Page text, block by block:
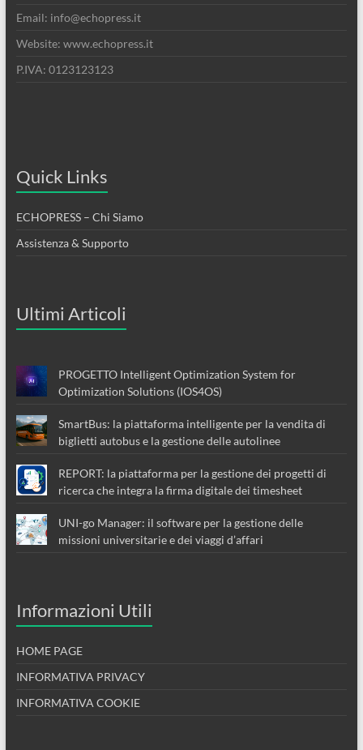
Email: info@echopress.it
Website: www.echopress.it
P.IVA: 0123123123
Quick Links
ECHOPRESS – Chi Siamo
Assistenza & Supporto
Ultimi Articoli
PROGETTO Intelligent Optimization System for
Optimization Solutions (IOS4OS)
SmartBus: la piattaforma intelligente per la vendita di
biglietti autobus e la gestione delle autolinee
REPORT: la piattaforma per la gestione dei progetti di
ricerca che integra la firma digitale dei timesheet
UNI-go Manager: il software per la gestione delle
missioni universitarie e dei viaggi d’affari
Informazioni Utili
HOME PAGE
INFORMATIVA PRIVACY
INFORMATIVA COOKIE